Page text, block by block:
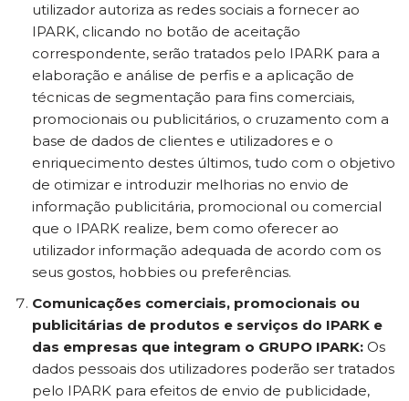
utilizador autoriza as redes sociais a fornecer ao
IPARK, clicando no botão de aceitação
correspondente, serão tratados pelo IPARK para a
elaboração e análise de perfis e a aplicação de
técnicas de segmentação para fins comerciais,
promocionais ou publicitários, o cruzamento com a
base de dados de clientes e utilizadores e o
enriquecimento destes últimos, tudo com o objetivo
de otimizar e introduzir melhorias no envio de
informação publicitária, promocional ou comercial
que o IPARK realize, bem como oferecer ao
utilizador informação adequada de acordo com os
seus gostos, hobbies ou preferências.
Comunicações comerciais, promocionais ou
publicitárias de produtos e serviços do IPARK e
das empresas que integram o GRUPO IPARK: Os
dados pessoais dos utilizadores poderão ser tratados
pelo IPARK para efeitos de envio de publicidade,